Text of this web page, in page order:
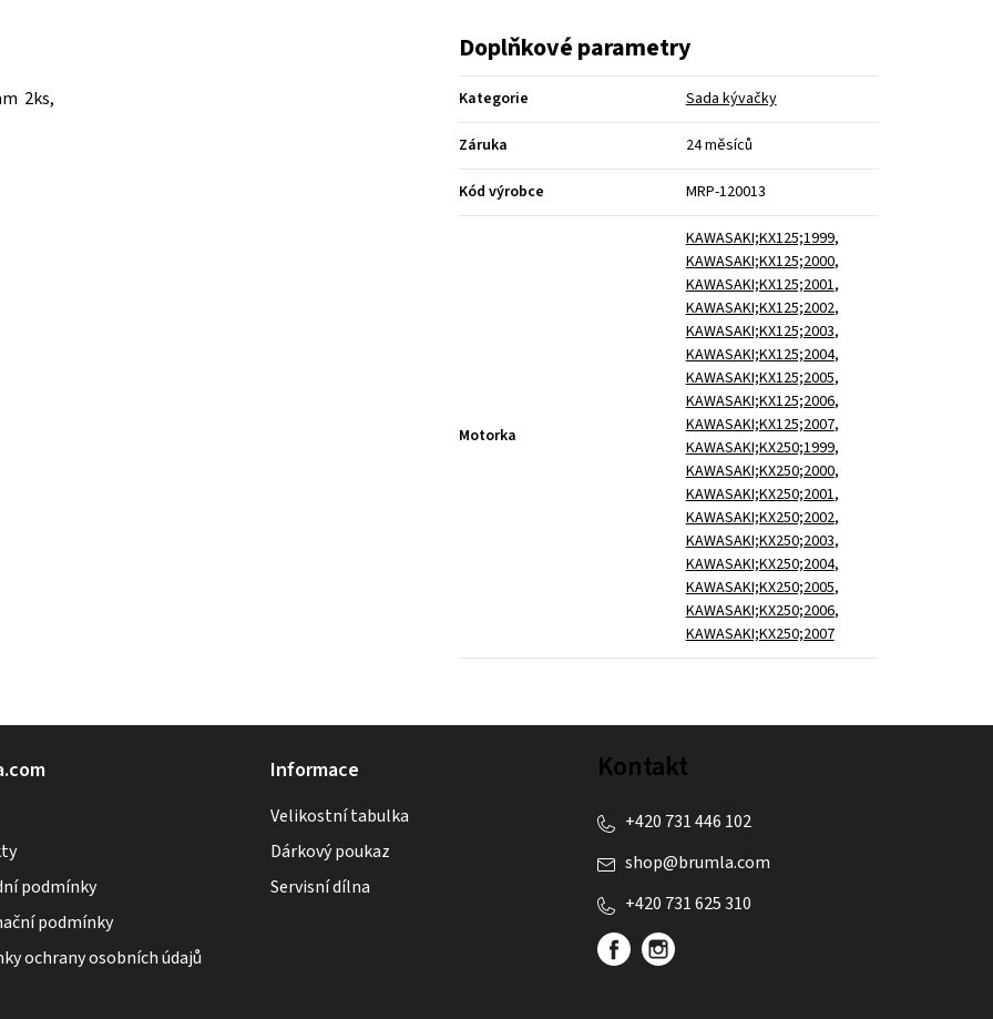
2ks,
Doplňkové parametry
Kategorie Sada kývačky
Záruka 24 měsíců
Kód výrobce MRP-120013
Motorka
KAWASAKI;KX125;1999,
KAWASAKI;KX125;2000,
KAWASAKI;KX125;2001,
KAWASAKI;KX125;2002,
KAWASAKI;KX125;2003,
KAWASAKI;KX125;2004,
KAWASAKI;KX125;2005,
KAWASAKI;KX125;2006,
KAWASAKI;KX125;2007,
KAWASAKI;KX250;1999,
KAWASAKI;KX250;2000,
KAWASAKI;KX250;2001,
KAWASAKI;KX250;2002,
KAWASAKI;KX250;2003,
KAWASAKI;KX250;2004,
KAWASAKI;KX250;2005,
KAWASAKI;KX250;2006,
KAWASAKI;KX250;2007
podmínky
podmínky
ochrany osobních údajů
Informace
Velikostní tabulka
Dárkový poukaz
Servisní dílna
Kontakt
shop@brumla.com
+420 731 446 102
+420 731 625 310